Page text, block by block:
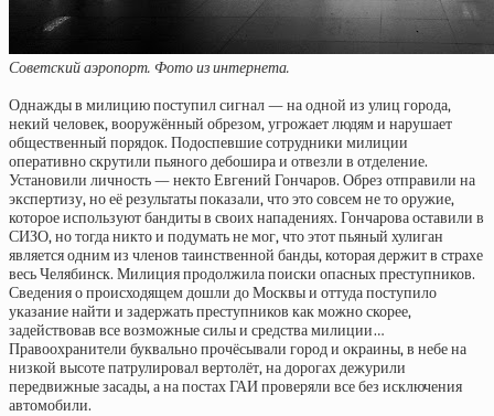
Советский аэропорт. Фото из интернета.
Однажды в милицию поступил сигнал — на одной из улиц города,
некий человек, вооружённый обрезом, угрожает людям и нарушает
общественный порядок. Подоспевшие сотрудники милиции
оперативно скрутили пьяного дебошира и отвезли в отделение.
Установили личность — некто Евгений Гончаров. Обрез отправили на
экспертизу, но её результаты показали, что это совсем не то оружие,
которое используют бандиты в своих нападениях. Гончарова оставили в
СИЗО, но тогда никто и подумать не мог, что этот пьяный хулиган
является одним из членов таинственной банды, которая держит в страхе
весь Челябинск. Милиция продолжила поиски опасных преступников.
Сведения о происходящем дошли до Москвы и оттуда поступило
указание найти и задержать преступников как можно скорее,
задействовав все возможные силы и средства милиции…
Правоохранители буквально прочёсывали город и окраины, в небе на
низкой высоте патрулировал вертолёт, на дорогах дежурили
передвижные засады, а на постах ГАИ проверяли все без исключения
автомобили.